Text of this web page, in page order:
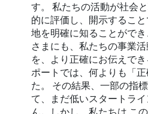
す。 私たちの活動が社会
的に評価し、開示するこ
地を明確に知ることがで
さまにも、私たちの事業
を、より正確にお伝えで
ポートでは、何よりも「
た。 その結果、一部の指
て、まだ低いスタートラ
ん。しかし、私たちは こ